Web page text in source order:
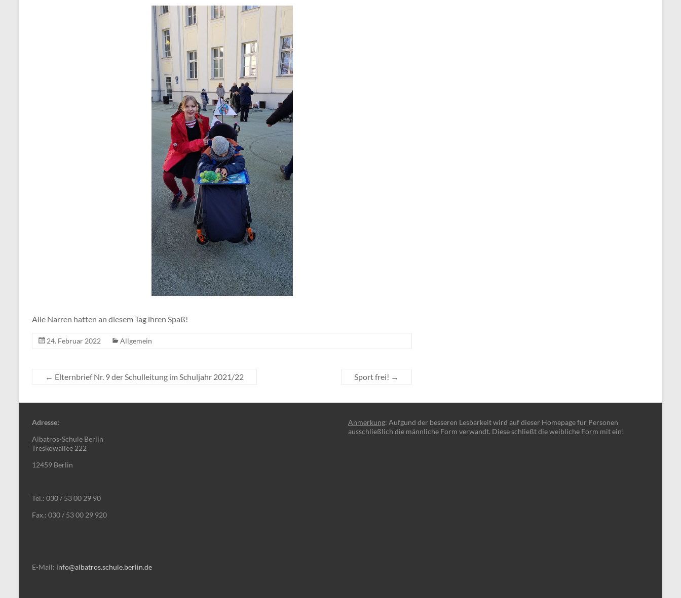
Alle Narren hatten an diesem Tag ihren Spaß!
24. Februar 2022 Allgemein
← Elternbrief Nr. 9 der Schulleitung im Schuljahr 2021/22 Sport frei! →
Adresse:
Albatros-Schule Berlin
Treskowallee 222
12459 Berlin
Tel.: 030 / 53 00 29 90
Fax.: 030 / 53 00 29 920
E-Mail: info@albatros.schule.berlin.de
Anmerkung: Aufgund der besseren Lesbarkeit wird auf dieser Homepage für Personen
ausschließlich die männliche Form verwandt. Diese schließt die weibliche Form mit ein!